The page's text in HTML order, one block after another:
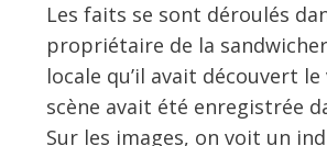
Les faits se sont déroulés
propriétaire de la
locale qu’il avait découvert
scène avait été enregistrée
Sur les images, on voit un